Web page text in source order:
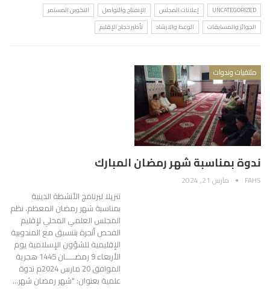
UNCATEGORIZED إعلانات المجلس الإنفتاح والتواصل
التكوين المستمر
الجوائز والمسابقات
الوعظ والارشاد تأطير حجاج الإقليم
ملتقيات وندوات
ندوة بمناسبة شهر رمضان المبارك
FAHS مارس 21, 2024
تنزيلا لبرنامج الأنشطة الدينية
بمناسبة شهر رمضان المعظم، نظم
المجلس العلمي المحلي لإقليم
الفحص أنجرة بتنسيق مع المندوبية
الإقليمية للشؤون الإسلامية يوم
الأربعاء 9 رمضـــــان 1445 هجرية
الموافق 20 مارس 2024م ندوة
علمية بعنوان: "شهر رمضان شهر…